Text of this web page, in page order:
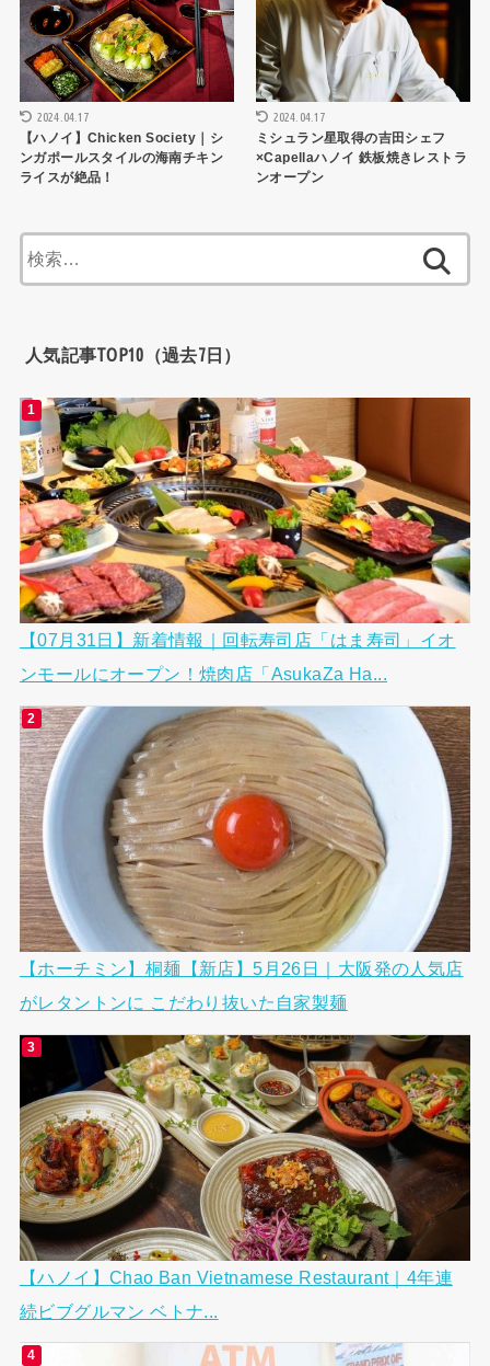
2024.04.17
【ハノイ】Chicken Society｜シ
ンガポールスタイルの海南チキン
ライスが絶品！
2024.04.17
ミシュラン星取得の吉田シェフ
×Capellaハノイ 鉄板焼きレストラ
ンオープン
索:
人気記事TOP10（過去7日）
【07月31日】新着情報｜回転寿司店「はま寿司」イオ
ンモールにオープン！焼肉店「AsukaZa Ha...
【ホーチミン】桐麺【新店】5月26日｜大阪発の人気店
がレタントンに こだわり抜いた自家製麺
【ハノイ】Chao Ban Vietnamese Restaurant｜4年連
続ビブグルマン ベトナ...